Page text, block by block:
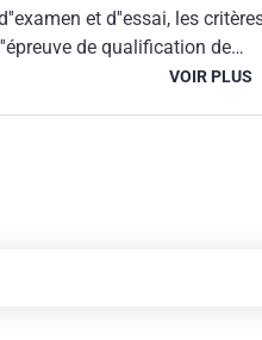
et d''essai, les
de qualification de
VOIR PLUS